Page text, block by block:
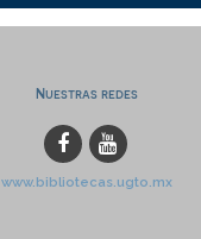
Nuestras redes
www.bibliotecas.ugto.mx